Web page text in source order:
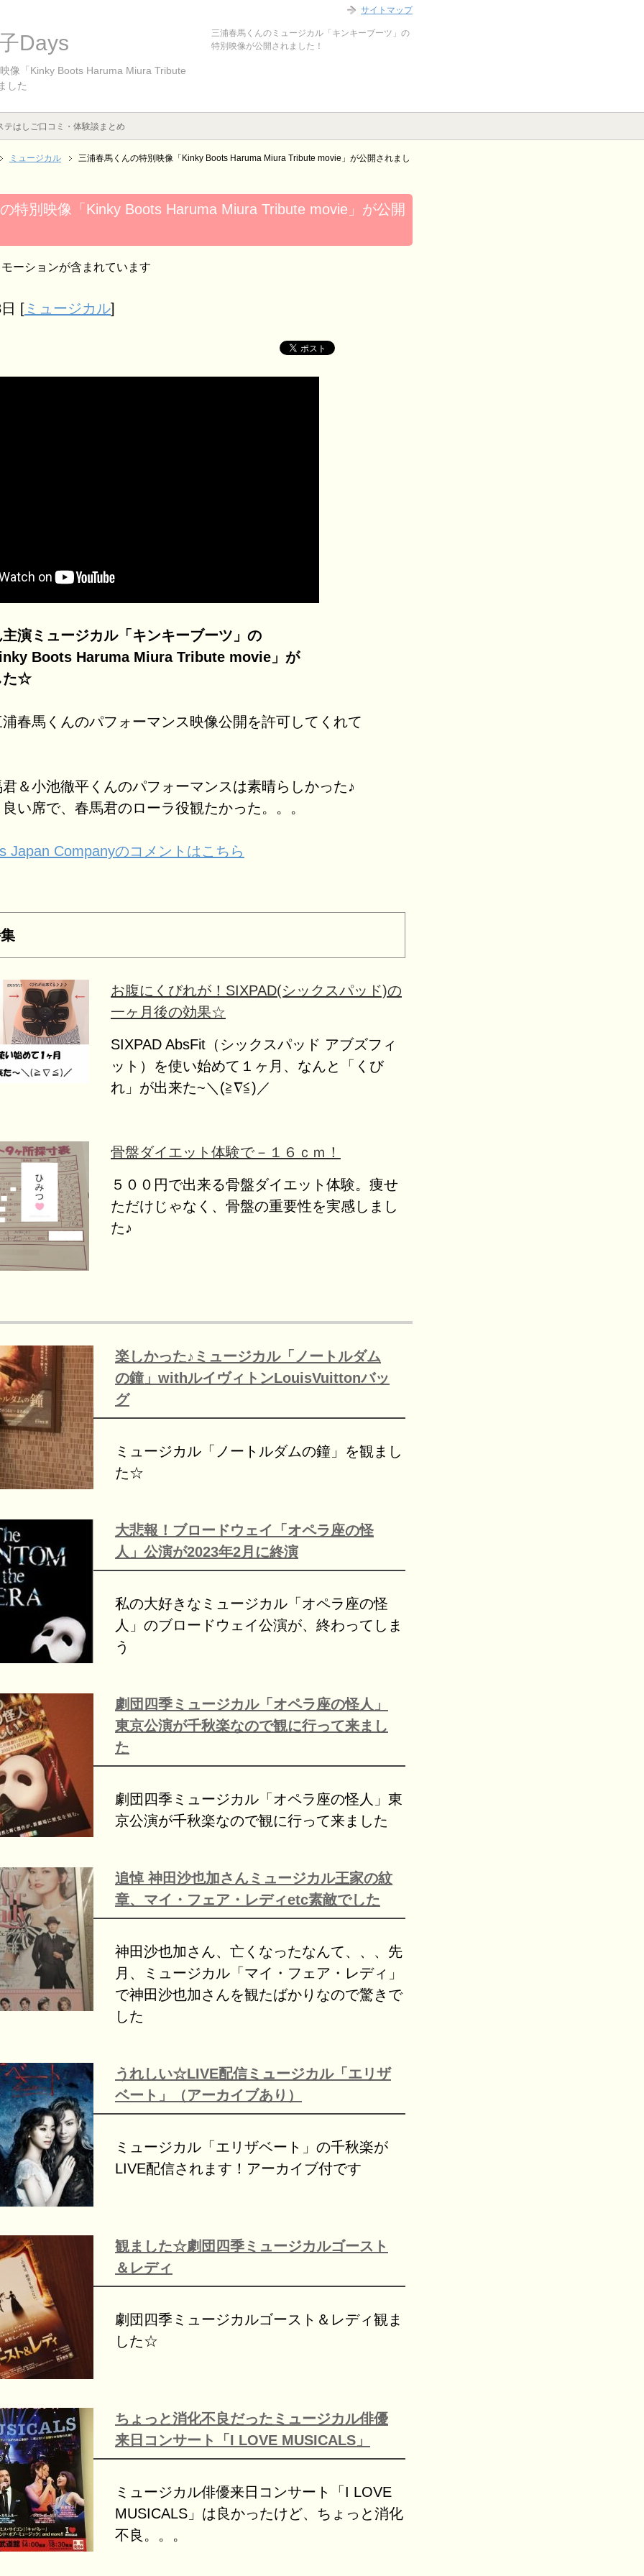
Days
像「Kinky Boots Haruma Miura Tribute
した
三浦春馬くんのミュージカル「キンキーブーツ」の
特別映像が公開されました！
テはしご口コミ・体験談まとめ
ミュージカル 三浦春馬くんの特別映像「Kinky Boots Haruma Miura Tribute movie」が公開されまし
特別映像「Kinky Boots Haruma Miura Tribute movie」が公開
ーションが含まれています
[ ミュージカル]
演ミュージカル「キンキーブーツ」の
Boots Haruma Miura Tribute movie」が
た☆
春馬くんのパフォーマンス映像公開を許可してくれて
＆小池徹平くんのパフォーマンスは素晴らしかった♪
い席で、春馬君のローラ役観たかった。。。
Japan Companyのコメントはこちら
お腹にくびれが！SIXPAD(シックスパッド)の
一ヶ月後の効果☆
SIXPAD AbsFit（シックスパッド アブズフィ
ット）を使い始めて１ヶ月、なんと「くび
れ」が出来た~＼(≧∇≦)／
骨盤ダイエット体験で－１６ｃｍ！
５００円で出来る骨盤ダイエット体験。痩せ
ただけじゃなく、骨盤の重要性を実感しまし
た♪
楽しかった♪ミュージカル「ノートルダム
の鐘」withルイヴィトンLouisVuittonバッ
グ
ミュージカル「ノートルダムの鐘」を観まし
た☆
大悲報！ブロードウェイ「オペラ座の怪
人」公演が2023年2月に終演
私の大好きなミュージカル「オペラ座の怪
人」のブロードウェイ公演が、終わってしま
う
劇団四季ミュージカル「オペラ座の怪人」
東京公演が千秋楽なので観に行って来まし
た
劇団四季ミュージカル「オペラ座の怪人」東
京公演が千秋楽なので観に行って来ました
追悼 神田沙也加さんミュージカル王家の紋
章、マイ・フェア・レディetc素敵でした
神田沙也加さん、亡くなったなんて、、、先
月、ミュージカル「マイ・フェア・レディ」
で神田沙也加さんを観たばかりなので驚きで
した
うれしい☆LIVE配信ミュージカル「エリザ
ベート」（アーカイブあり）
ミュージカル「エリザベート」の千秋楽が
LIVE配信されます！アーカイブ付です
観ました☆劇団四季ミュージカルゴースト
＆レディ
劇団四季ミュージカルゴースト＆レディ観ま
した☆
ちょっと消化不良だったミュージカル俳優
来日コンサート「I LOVE MUSICALS」
ミュージカル俳優来日コンサート「I LOVE
MUSICALS」は良かったけど、ちょっと消化
不良。。。
サイトマップ